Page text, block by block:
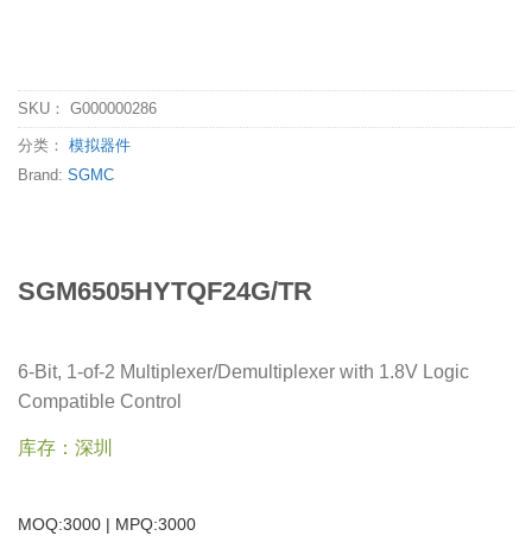
SKU： G000000286
分类： 模拟器件
Brand: SGMC
SGM6505HYTQF24G/TR
6-Bit, 1-of-2 Multiplexer/Demultiplexer with 1.8V Logic
Compatible Control
库存：深圳
MOQ:3000 | MPQ:3000